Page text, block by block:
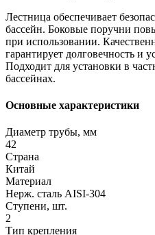
Лестница обеспечивает
бассейн. Боковые поручни
при использовании.
гарантирует долговечность и
Подходит для установки в
бассейнах.
Основные характеристики
Диаметр трубы, мм
42
Страна
Китай
Материал
Нерж. сталь AISI-304
Ступени, шт.
2
Тип крепления